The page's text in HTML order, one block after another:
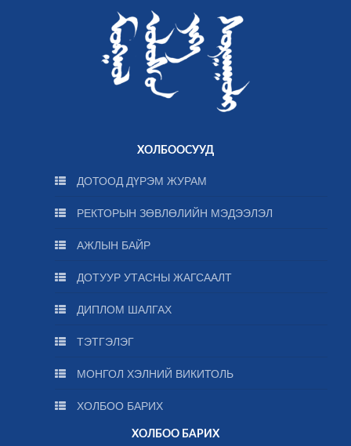
ХОЛБООСУУД
ДОТООД ДҮРЭМ ЖУРАМ
РЕКТОРЫН ЗӨВЛӨЛИЙН МЭДЭЭЛЭЛ
АЖЛЫН БАЙР
ДОТУУР УТАСНЫ ЖАГСААЛТ
ДИПЛОМ ШАЛГАХ
ТЭТГЭЛЭГ
МОНГОЛ ХЭЛНИЙ ВИКИТОЛЬ
ХОЛБОО БАРИХ
ХОЛБОО БАРИХ